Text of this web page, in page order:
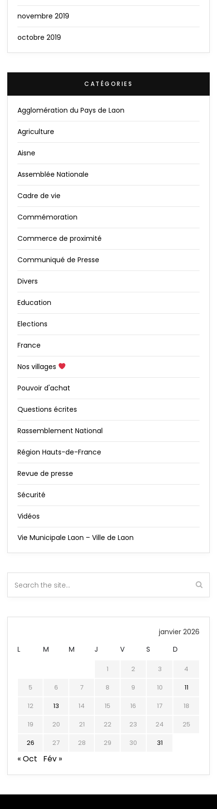
novembre 2019
octobre 2019
CATÉGORIES
Agglomération du Pays de Laon
Agriculture
Aisne
Assemblée Nationale
Cadre de vie
Commémoration
Commerce de proximité
Communiqué de Presse
Divers
Education
Elections
France
Nos villages
Pouvoir d'achat
Questions écrites
Rassemblement National
Région Hauts-de-France
Revue de presse
Sécurité
Vidéos
Vie Municipale Laon – Ville de Laon
janvier 2026
L
M M J V S D
1 2 3
4
5
6 7 8 9 10
11
12
13 14 15 16 17
18
19
20 21 22 23 24
25
26
27 28 29 30 31
« Oct Fév »